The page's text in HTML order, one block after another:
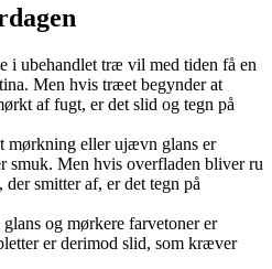
i ubehandlet træ vil med tiden få en
Men hvis træet begynder at
af fugt, er det slid og tegn på
mørkning eller ujævn glans er
smuk. Men hvis overfladen bliver ru
smitter af, er det tegn på
og mørkere farvetoner er
er derimod slid, som kræver